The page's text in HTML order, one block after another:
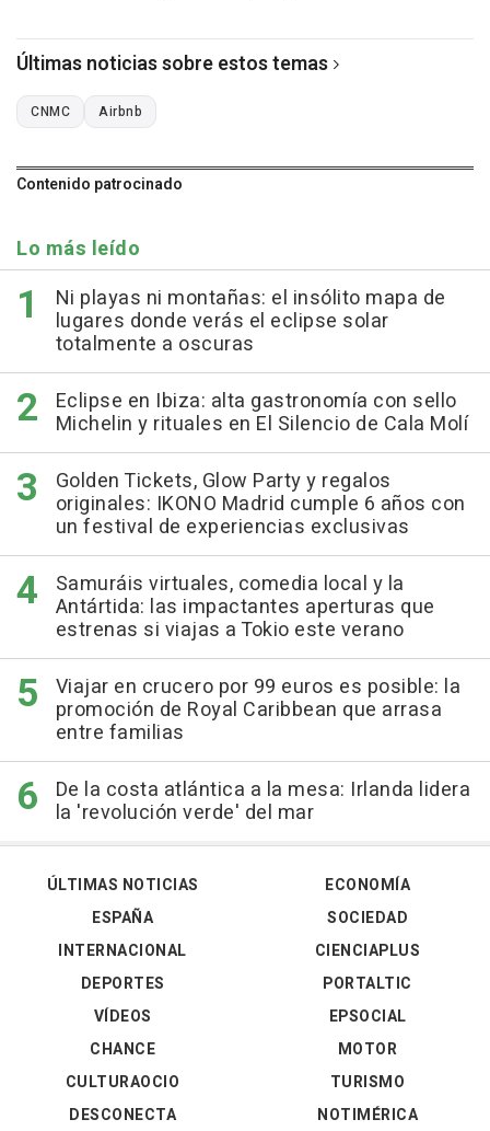
Últimas noticias sobre estos temas
CNMC Airbnb
Contenido patrocinado
Lo más leído
Ni playas ni montañas: el insólito mapa de
lugares donde verás el eclipse solar
totalmente a oscuras
Eclipse en Ibiza: alta gastronomía con sello
Michelin y rituales en El Silencio de Cala Molí
Golden Tickets, Glow Party y regalos
originales: IKONO Madrid cumple 6 años con
un festival de experiencias exclusivas
Samuráis virtuales, comedia local y la
Antártida: las impactantes aperturas que
estrenas si viajas a Tokio este verano
Viajar en crucero por 99 euros es posible: la
promoción de Royal Caribbean que arrasa
entre familias
De la costa atlántica a la mesa: Irlanda lidera
la 'revolución verde' del mar
ÚLTIMAS NOTICIAS
ESPAÑA
INTERNACIONAL
DEPORTES
VÍDEOS
ECONOMÍA
SOCIEDAD
CIENCIAPLUS
PORTALTIC
EPSOCIAL
CHANCE
CULTURAOCIO
DESCONECTA
MOTOR
TURISMO
NOTIMÉRICA